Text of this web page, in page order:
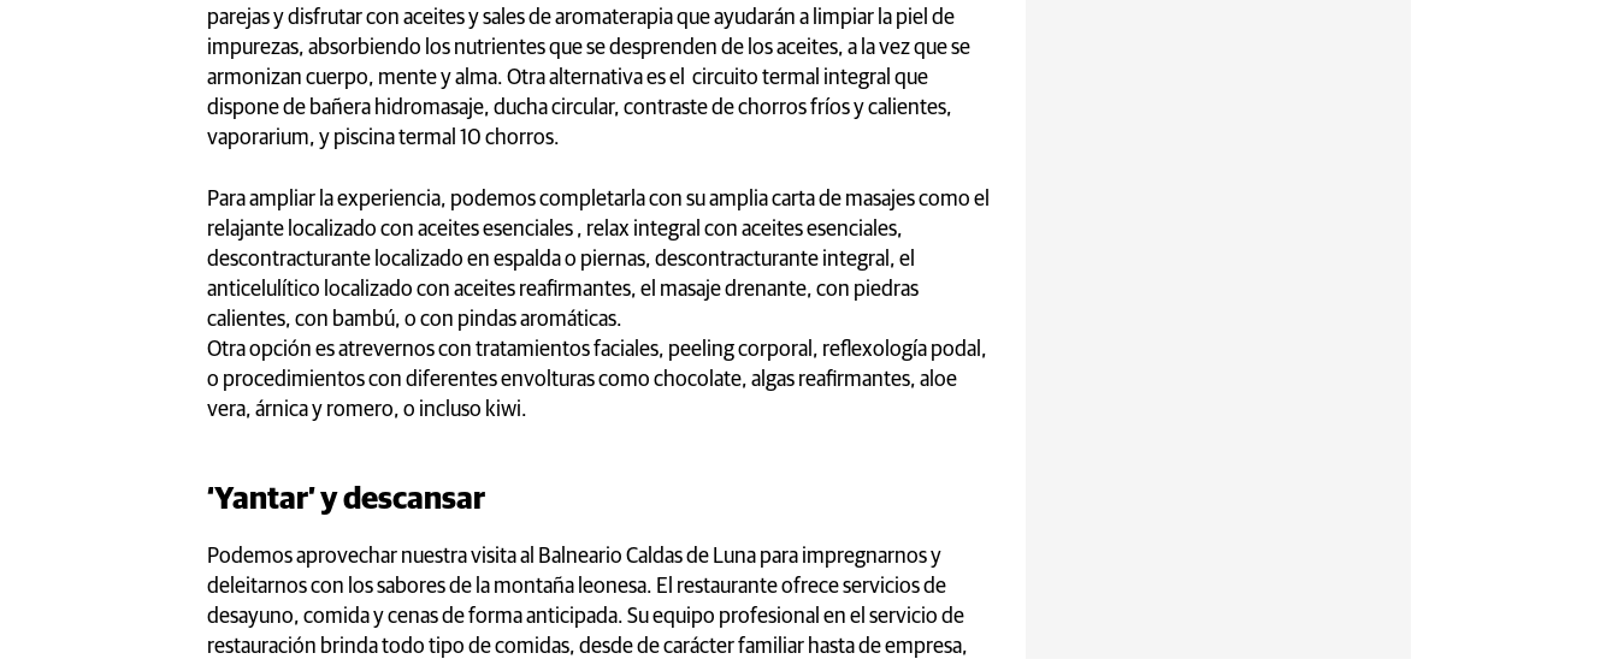
parejas y disfrutar con aceites y sales de aromaterapia que ayudarán a limpiar la piel de
impurezas, absorbiendo los nutrientes que se desprenden de los aceites, a la vez que se
armonizan cuerpo, mente y alma. Otra alternativa es el circuito termal integral que
dispone de bañera hidromasaje, ducha circular, contraste de chorros fríos y calientes,
vaporarium, y piscina termal 10 chorros.
Para ampliar la experiencia, podemos completarla con su amplia carta de masajes como el
relajante localizado con aceites esenciales , relax integral con aceites esenciales,
descontracturante localizado en espalda o piernas, descontracturante integral, el
anticelulítico localizado con aceites reafirmantes, el masaje drenante, con piedras
calientes, con bambú, o con pindas aromáticas.
Otra opción es atrevernos con tratamientos faciales, peeling corporal, reflexología podal,
o procedimientos con diferentes envolturas como chocolate, algas reafirmantes, aloe
vera, árnica y romero, o incluso kiwi.
‘Yantar’ y descansar
Podemos aprovechar nuestra visita al Balneario Caldas de Luna para impregnarnos y
deleitarnos con los sabores de la montaña leonesa. El restaurante ofrece servicios de
desayuno, comida y cenas de forma anticipada. Su equipo profesional en el servicio de
restauración brinda todo tipo de comidas, desde de carácter familiar hasta de empresa,